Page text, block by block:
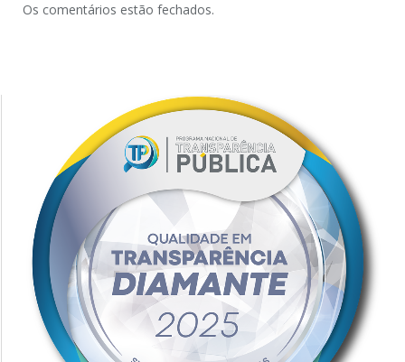
Os comentários estão fechados.